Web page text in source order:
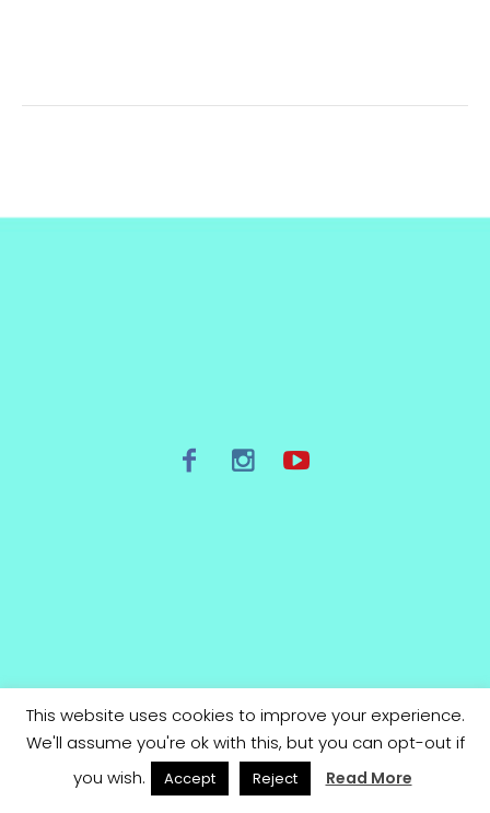
Términos de uso y Política de privacidad/
Karaokesband © 2022 / All Rights Reserved
This website uses cookies to improve your experience.
We'll assume you're ok with this, but you can opt-out if
you wish.
Accept Reject Read More